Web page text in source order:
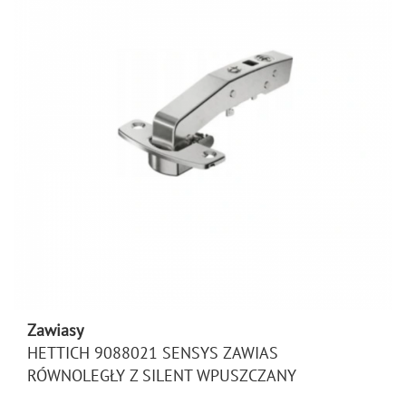
Zawiasy
HETTICH 9088021 SENSYS ZAWIAS
RÓWNOLEGŁY Z SILENT WPUSZCZANY